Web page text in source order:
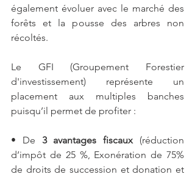
également évoluer avec le marché des
forêts et la pousse des arbres non
récoltés.
Le GFI (Groupement Forestier
d'investissement) représente un
placement aux multiples banches
puisqu’il permet de profiter :
• De 3 avantages fiscaux (réduction
d’impôt de 25 %, Exonération de 75%
de droits de succession et donation et